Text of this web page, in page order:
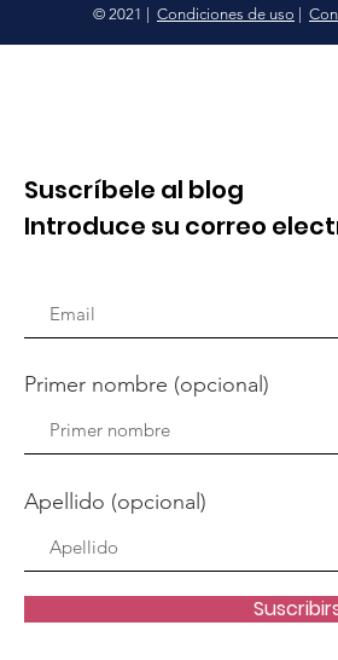
© 2021 | Condiciones de uso
Suscríbele al blog
Introduce su correo
Primer nombre (opcional)
Apellido (opcional)